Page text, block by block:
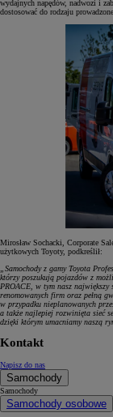
wydajnych napędów, nadwozi i
dostosować do rodzaju
Mirosław Sochacki, Corporate
użytkowych Toyoty, podkreślił:
„Samochody z gamy Toyota
którzy poszukują pojazdów z
PROACE, w tym nasz
renomowanych firm oraz pełną
w przypadku nieplanowanych
a także najlepiej rozwinięta sieć
dzięki którym umacniamy naszą
Kontakt
Napisz do nas
Samochody
Samochody
Samochody osobowe